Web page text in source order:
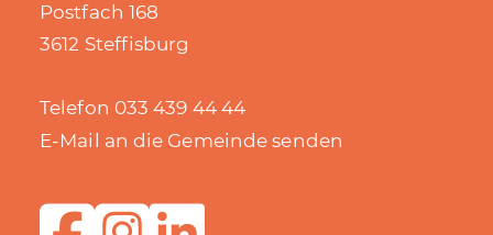
Postfach 168
3612 Steffisburg
Telefon 033 439 44 44
E-Mail an die Gemeinde senden